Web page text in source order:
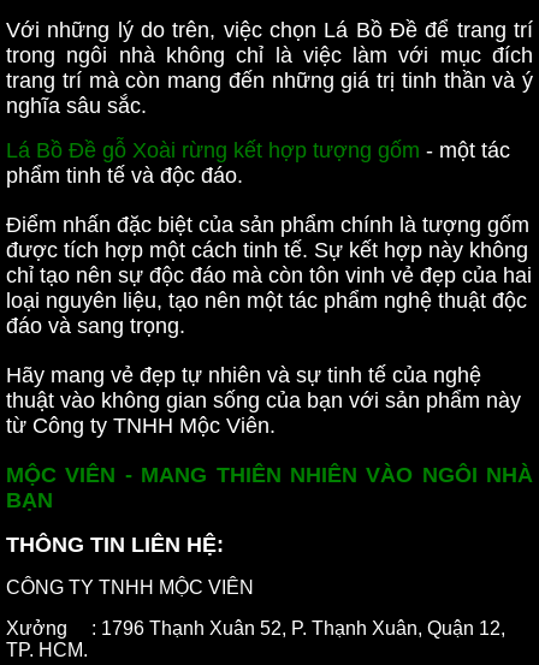
Với những lý do trên, việc chọn Lá Bồ Đề để trang trí
trong ngôi nhà không chỉ là việc làm với mục đích
trang trí mà còn mang đến những giá trị tinh thần và ý
nghĩa sâu sắc.
Lá Bồ Đề gỗ Xoài rừng kết hợp tượng gốm - một tác
phẩm tinh tế và độc đáo.
Điểm nhấn đặc biệt của sản phẩm chính là tượng gốm
được tích hợp một cách tinh tế. Sự kết hợp này không
chỉ tạo nên sự độc đáo mà còn tôn vinh vẻ đẹp của hai
loại nguyên liệu, tạo nên một tác phẩm nghệ thuật độc
đáo và sang trọng.
Hãy mang vẻ đẹp tự nhiên và sự tinh tế của nghệ
thuật vào không gian sống của bạn với sản phẩm này
từ Công ty TNHH Mộc Viên.
MỘC VIÊN - MANG THIÊN NHIÊN VÀO NGÔI NHÀ
BẠN
THÔNG TIN LIÊN HỆ:
CÔNG TY TNHH MỘC VIÊN
Xưởng : 1796 Thạnh Xuân 52, P. Thạnh Xuân, Quận 12,
TP. HCM.